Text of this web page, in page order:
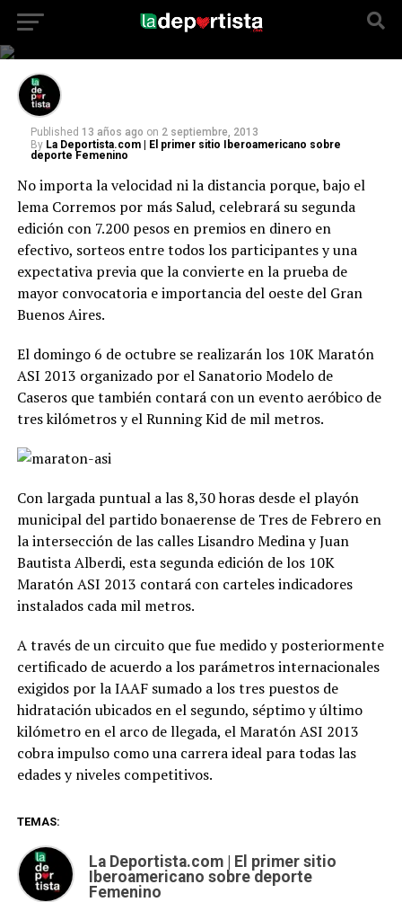
celebrará su segunda edición de la Maraton
Published 13 años ago on 2 septiembre, 2013
By La Deportista.com | El primer sitio Iberoamericano sobre
deporte Femenino
No importa la velocidad ni la distancia porque, bajo el
lema Corremos por más Salud, celebrará su segunda
edición con 7.200 pesos en premios en dinero en
efectivo, sorteos entre todos los participantes y una
expectativa previa que la convierte en la prueba de
mayor convocatoria e importancia del oeste del Gran
Buenos Aires.
El domingo 6 de octubre se realizarán los 10K Maratón
ASI 2013 organizado por el Sanatorio Modelo de
Caseros que también contará con un evento aeróbico de
tres kilómetros y el Running Kid de mil metros.
Con largada puntual a las 8,30 horas desde el playón
municipal del partido bonaerense de Tres de Febrero en
la intersección de las calles Lisandro Medina y Juan
Bautista Alberdi, esta segunda edición de los 10K
Maratón ASI 2013 contará con carteles indicadores
instalados cada mil metros.
A través de un circuito que fue medido y posteriormente
certificado de acuerdo a los parámetros internacionales
exigidos por la IAAF sumado a los tres puestos de
hidratación ubicados en el segundo, séptimo y último
kilómetro en el arco de llegada, el Maratón ASI 2013
cobra impulso como una carrera ideal para todas las
edades y niveles competitivos.
TEMAS:
La Deportista.com | El primer sitio
Iberoamericano sobre deporte
Femenino